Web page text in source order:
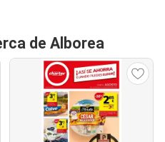
de Alborea